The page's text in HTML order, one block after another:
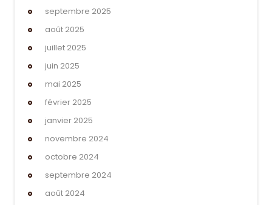
septembre 2025
août 2025
juillet 2025
juin 2025
mai 2025
février 2025
janvier 2025
novembre 2024
octobre 2024
septembre 2024
août 2024